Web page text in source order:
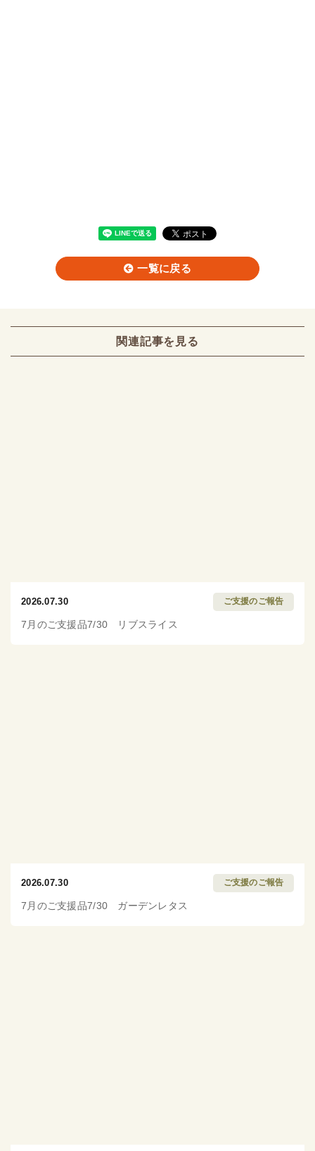
一覧に戻る
関連記事を見る
2026.07.30 ご支援のご報告
7月のご支援品7/30 リブスライス
2026.07.30 ご支援のご報告
7月のご支援品7/30 ガーデンレタス